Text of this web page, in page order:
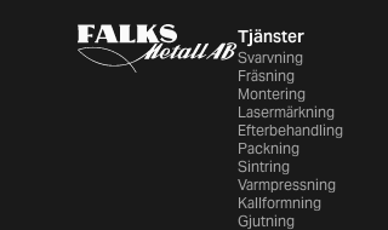
Tjänster
Svarvning
Fräsning
Montering
Lasermärkning
Efterbehandling
Packning
Sintring
Varmpressning
Kallformning
Gjutning